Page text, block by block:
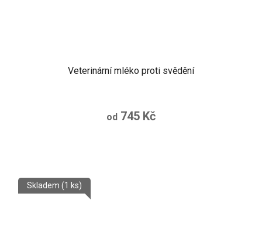
Veterinární mléko proti svědění
od 745 Kč
Skladem (1 ks)